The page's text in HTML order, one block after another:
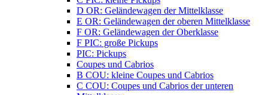
D OR: Geländewagen der Mittelklasse
E OR: Geländewagen der oberen Mittelklasse
F OR: Geländewagen der Oberklasse
F PIC: große Pickups
PIC: Pickups
Coupes und Cabrios
B COU: kleine Coupes und Cabrios
C COU: Coupes und Cabrios der unteren